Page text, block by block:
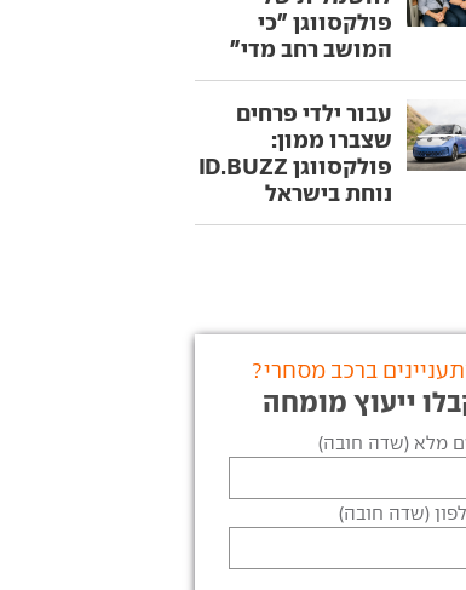
פולקסווגן "כי
המושב רחב מדי"
עבור ילדי פרחים
שצברו ממון:
פולקסווגן ID.BUZZ
נוחת בישראל
ברכב מסחרי?
ייעוץ מומחה
מלא (שדה חובה)
(שדה חובה)